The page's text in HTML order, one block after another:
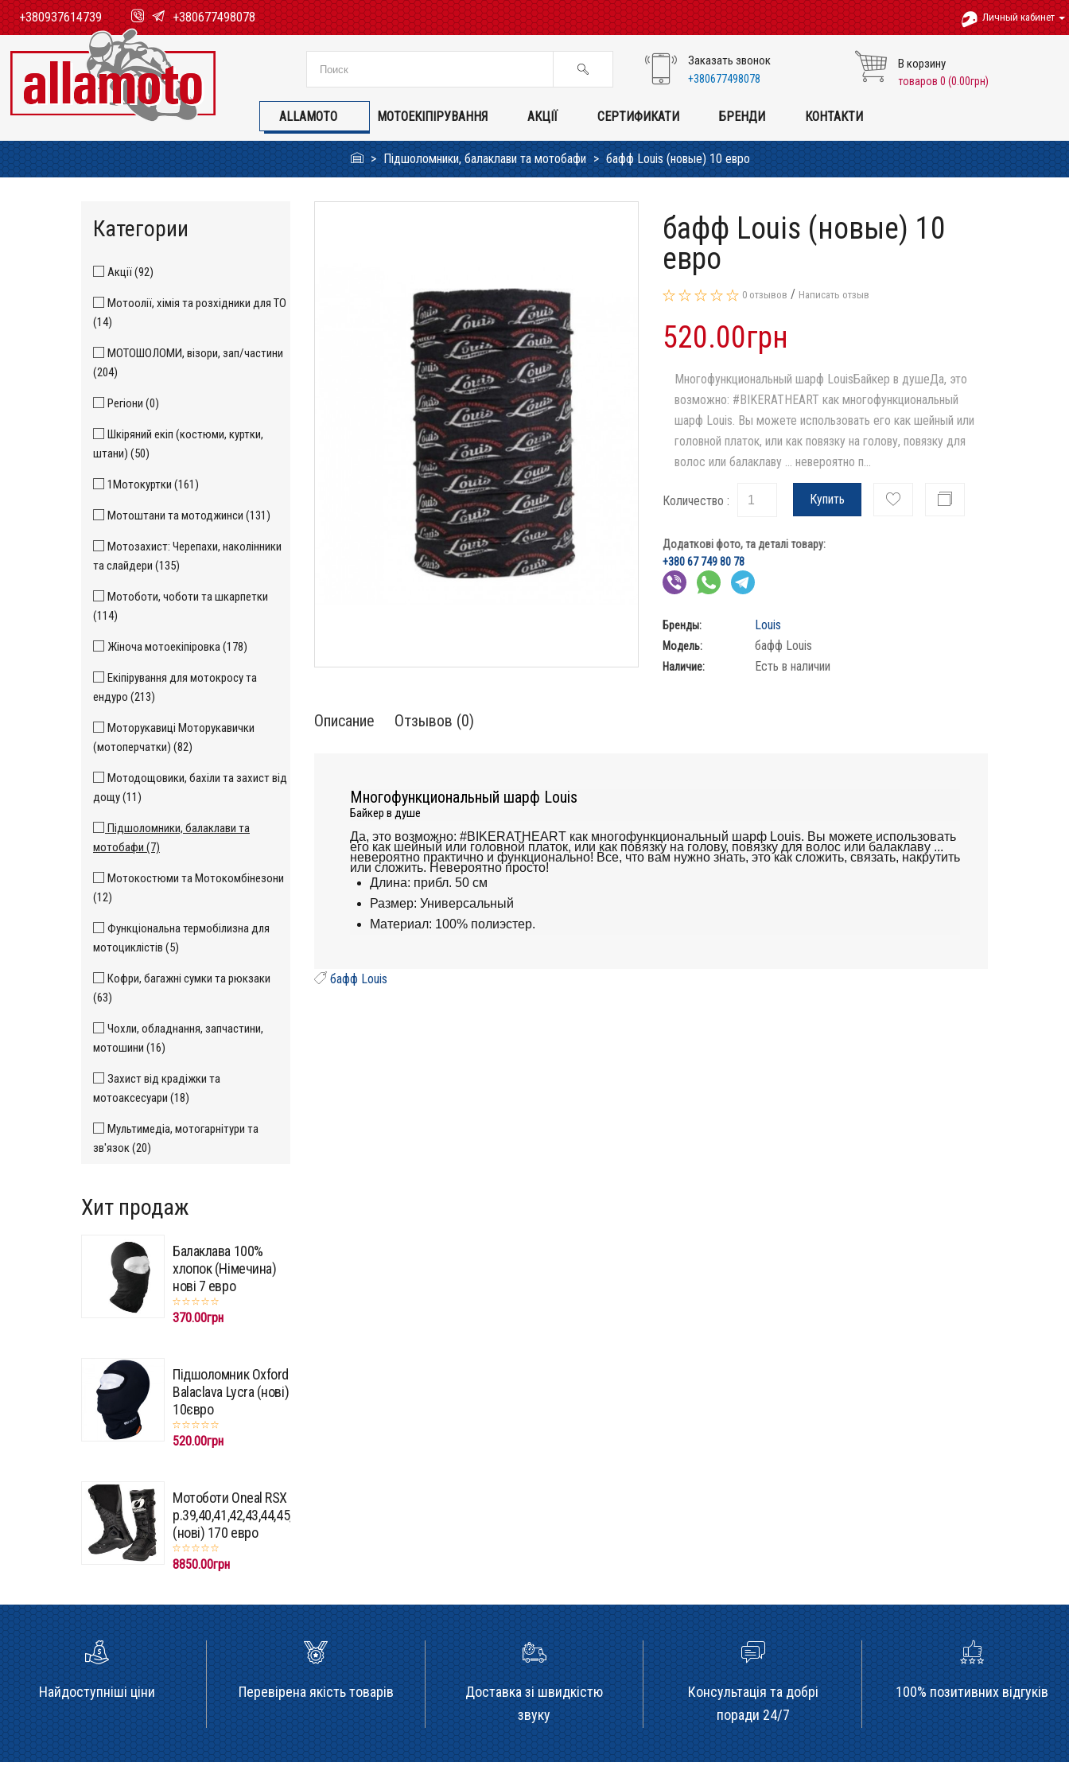
+380937614739 +380677498078 Личный кабинет
Заказать звонок
+380677498078
В корзину
товаров 0 (0.00грн)
ALLAMOTO МОТОЕКІПІРУВАННЯ АКЦІЇ СЕРТИФИКАТИ БРЕНДИ КОНТАКТИ
Підшоломники, балаклави та мотобафи бафф Louis (новые) 10 евро
Категории
Акції (92)
Мотоолії, хімія та розхідники для ТО
(14)
МОТОШОЛОМИ, візори, зап/частини
(204)
Регіони (0)
Шкіряний екіп (костюми, куртки,
штани) (50)
1Мотокуртки (161)
Мотоштани та мотоджинси (131)
Мотозахист: Черепахи, наколінники
та слайдери (135)
Мотоботи, чоботи та шкарпетки
(114)
Жіноча мотоекіпіровка (178)
Екіпірування для мотокросу та
ендуро (213)
Моторукавиці Моторукавички
(мотоперчатки) (82)
Мотодощовики, бахіли та захист від
дощу (11)
Підшоломники, балаклави та
мотобафи (7)
Мотокостюми та Мотокомбінезони
(12)
Функціональна термобілизна для
мотоциклістів (5)
Кофри, багажні сумки та рюкзаки
(63)
Чохли, обладнання, запчастини,
мотошини (16)
Захист від крадіжки та
мотоаксесуари (18)
Мультимедіа, мотогарнітури та
зв'язок (20)
Хит продаж
Балаклава 100%
хлопок (Німечина)
нові 7 евро
370.00грн
Підшоломник Oxford
Balaclava Lycra (нові)
10євро
520.00грн
Мотоботи Oneal RSX
p.39,40,41,42,43,44,45,46,47
(нові) 170 евро
8850.00грн
бафф Louis (новые) 10
евро
0 отзывов / Написать отзыв
520.00грн
Многофункциональный шарф LouisБайкер в душеДа, это
возможно: #BIKERATHEART как многофункциональный
шарф Louis. Вы можете использовать его как шейный или
головной платок, или как повязку на голову, повязку для
волос или балаклаву ... невероятно п...
Количество : Купить
Додаткові фото, та деталі товару:
+380 67 749 80 78
Бренды: Louis
Модель: бафф Louis
Наличие: Есть в наличии
Описание Отзывов (0)
Многофункциональный шарф Louis
Байкер в душе
Да, это возможно: #BIKERATHEART как многофункциональный шарф Louis. Вы можете использовать
его как шейный или головной платок, или как повязку на голову, повязку для волос или балаклаву ...
невероятно практично и функционально! Все, что вам нужно знать, это как сложить, связать, накрутить
или сложить. Невероятно просто!
Длина: прибл. 50 см
Размер: Универсальный
Материал: 100% полиэстер.
бафф Louis
Найдоступніші ціни Перевірена якість товарів
Доставка зі швидкістю
звуку
Консультація та добрі
поради 24/7
100% позитивних відгуків